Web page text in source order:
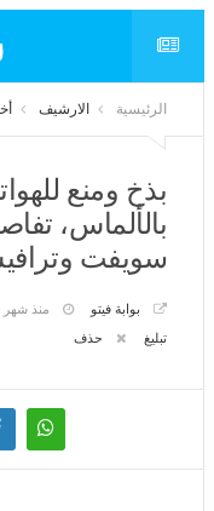
الرئيسية الارشيف
بذخ ومنع
بالألماس،
سويفت